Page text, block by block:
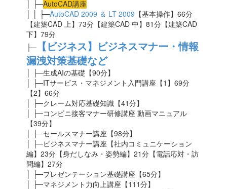
│ ├─AutoCAD講座
│ │ ├─AutoCAD 2009 ＆ LT 2009 【基本操作】66分
【建築CAD 上】73分【建築CAD 中】81分【建築CAD
下】79分
├─ 【ビジネス】ビジネスマナー・情報
漏洩対策基礎など
│ ├─生成AIの基礎 【90分】
│ ├─ITサービス・マネジメント入門講座【1】69分
【2】66分
│ ├─クレーム対応基礎知識【41分】
│ ├─コンビニ接客マナー研修講座 動画マニュアル
【39分】
│ ├─セールスマナー講座【98分】
│ ├─ビジネスマナー講座【社内コミュニケーション
編】23分【身だしなみ・姿勢編】21分【電話応対・訪
問編】27分
│ ├─プレゼンテーション基礎講座【65分】
│ ├─マネジメント力向上講座【111分】